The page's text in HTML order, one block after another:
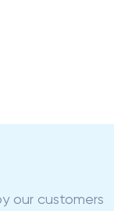
our customers